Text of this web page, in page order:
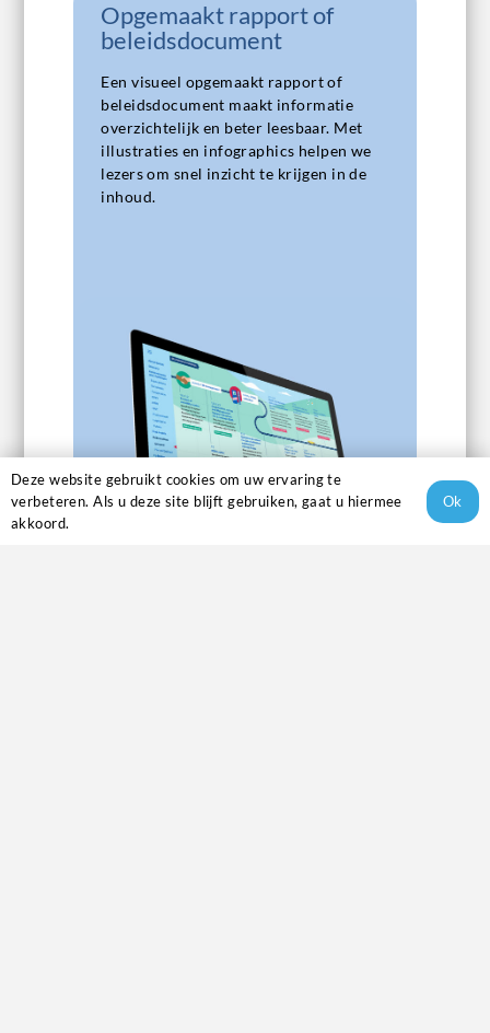
Opgemaakt rapport of
beleidsdocument
Een visueel opgemaakt rapport of
beleidsdocument maakt informatie
overzichtelijk en beter leesbaar. Met
illustraties en infographics helpen we
lezers om snel inzicht te krijgen in de
inhoud.
Deze website gebruikt cookies om uw ervaring te
verbeteren. Als u deze site blijft gebruiken, gaat u hiermee
akkoord.
Ok